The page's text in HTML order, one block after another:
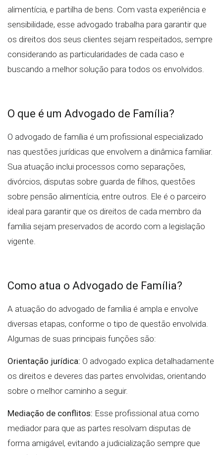
alimentícia, e partilha de bens. Com vasta experiência e
sensibilidade, esse advogado trabalha para garantir que
os direitos dos seus clientes sejam respeitados, sempre
considerando as particularidades de cada caso e
buscando a melhor solução para todos os envolvidos.
O que é um Advogado de Família?
O advogado de família é um profissional especializado
nas questões jurídicas que envolvem a dinâmica familiar.
Sua atuação inclui processos como separações,
divórcios, disputas sobre guarda de filhos, questões
sobre pensão alimentícia, entre outros. Ele é o parceiro
ideal para garantir que os direitos de cada membro da
família sejam preservados de acordo com a legislação
vigente.
Como atua o Advogado de Família?
A atuação do advogado de família é ampla e envolve
diversas etapas, conforme o tipo de questão envolvida.
Algumas de suas principais funções são:
Orientação jurídica: O advogado explica detalhadamente
os direitos e deveres das partes envolvidas, orientando
sobre o melhor caminho a seguir.
Mediação de conflitos: Esse profissional atua como
mediador para que as partes resolvam disputas de
forma amigável, evitando a judicialização sempre que